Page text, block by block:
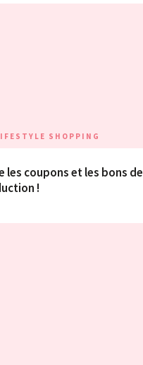
SHOPPING
les coupons et les bons de
!